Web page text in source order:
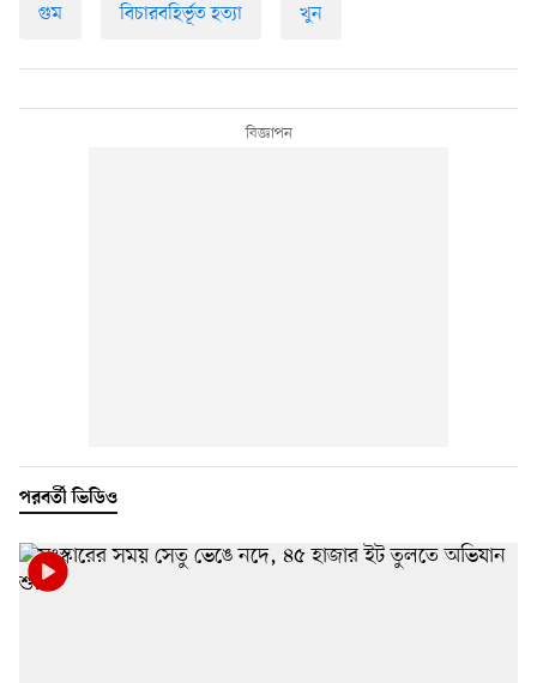
গুম বিচারবহির্ভূত হত্যা খুন
পরবর্তী ভিডিও